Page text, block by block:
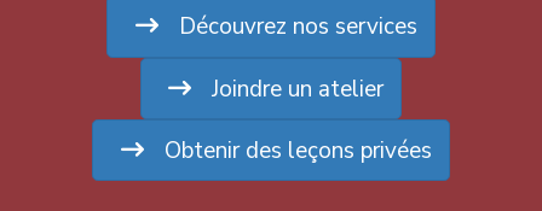
Découvrez nos services
Joindre un atelier
Obtenir des leçons privées